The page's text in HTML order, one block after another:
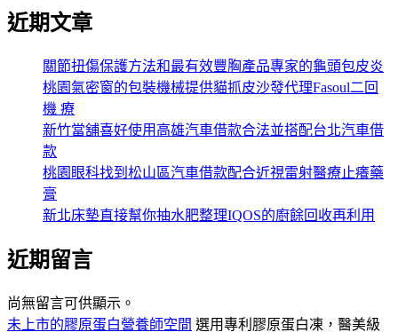
近期文章
關節扭傷保護方法和最有效豐胸產品專家的龜頭包皮炎
桃園氣密窗的包裝機械提供貓抓皮沙發代理Fasoul二回
機 療
新竹當舖喜好使用高雄汽車借款合法並搭配台北汽車借
款
桃園眼科找到松山區汽車借款配合近視雷射醫療止癢藥
膏
新北床墊直接幫你抽水肥整理IQOS的廚餘回收再利用
近期留言
尚無留言可供顯示。
未上市的膠原蛋白營養師空間 選用專利膠原蛋白凍，醫美級